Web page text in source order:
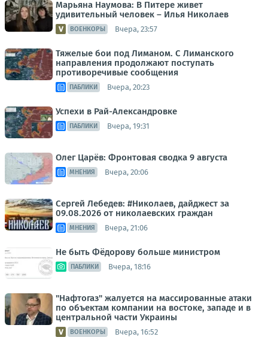
Марьяна Наумова: В Питере живет
удивительный человек – Илья Николаев
ВОЕНКОРЫ Вчера, 23:57
Тяжелые бои под Лиманом. С Лиманского
направления продолжают поступать
противоречивые сообщения
ПАБЛИКИ Вчера, 20:23
Успехи в Рай-Александровке
ПАБЛИКИ Вчера, 19:31
Олег Царёв: Фронтовая сводка 9 августа
МНЕНИЯ Вчера, 20:06
Сергей Лебедев: #Николаев, дайджест за
09.08.2026 от николаевских граждан
МНЕНИЯ Вчера, 21:06
Не быть Фёдорову больше министром
ПАБЛИКИ Вчера, 18:16
"Нафтогаз" жалуется на массированные атаки
по объектам компании на востоке, западе и в
центральной части Украины
ВОЕНКОРЫ Вчера, 16:52